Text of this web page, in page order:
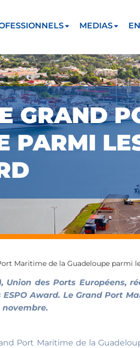
MEDIAS
GRAND
PARMI
Maritime de la Guadeloupe parmi
Union des Ports
Award. Le Grand Port
Port Maritime de la